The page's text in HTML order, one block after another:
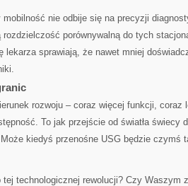
mobilność nie odbije się na precyzji
rozdzielczość porównywalną do tych
lekarza sprawiają, że nawet mniej
rozwoju – coraz więcej funkcji, coraz
To jak przejście od światła świecy
kiedyś przenośne USG będzie czymś
technologicznej rewolucji? Czy Waszym